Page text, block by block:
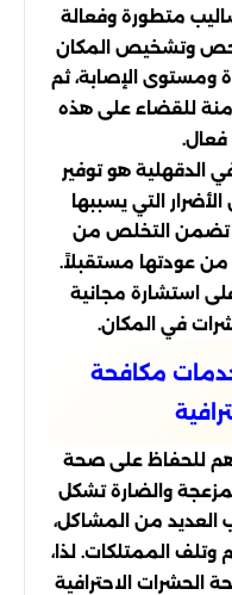
متطورة وفعالة
وتشخيص المكان
ومستوى الإصابة، ثم
للقضاء على هذه
فعال.
الدقهلية هو توفير
التي يسببها
تضمن التخلص من
من عودتها مستقبلاً.
استشارة مجانية
في المكان.
مكافحة
للحفاظ على صحة
والضارة تشكل
العديد من المشاكل،
الممتلكات. لذا،
الاحترافية